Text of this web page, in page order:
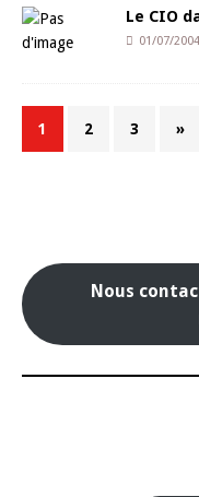
Le CIO
01/07/2004
1 2 3 »
Nous